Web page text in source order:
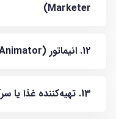
Marketer)
12. انیماتور (Animator)
13. تهیه‌کننده غذا یا سرآشپز (Caterer or Chef)